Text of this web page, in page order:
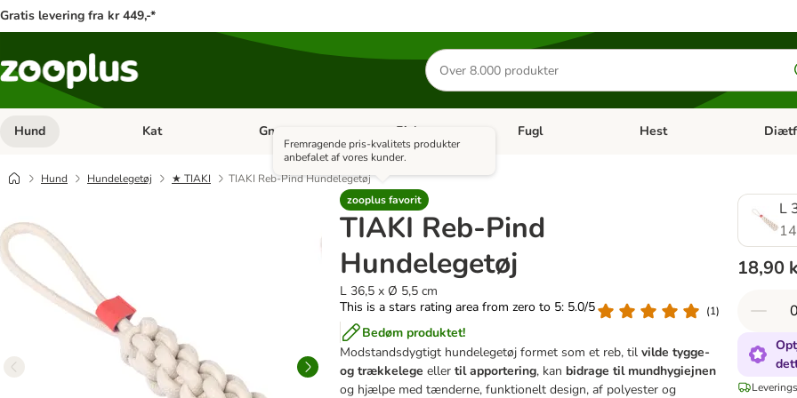
Gratis levering fra kr 449,-*
Søg
efter
produkter
Hund Åben kategori menu: Hund
Kat Åben kategori menu: Kat
Gnaver Åben kategori menu: Gnaver
Fisk Åben kategori menu: Fisk
Fugl Åben kategori menu: Fugl
Hest Åben
Hund Hundelegetøj ★ TIAKI
TIAKI Reb-Pind Hundelegetøj
zooplus favorit
Fremragende pris-kvalitets produkter
anbefalet af vores kunder.
TIAKI Reb-Pind
Hundelegetøj
L 36,5 x Ø 5,5 cm
This is a stars rating area from zero to 5: 5.0/5
(1)
Bedøm produktet!
Modstandsdygtigt hundelegetøj formet som et reb, tilvilde tygge-
og trækkelegeellertil apportering, kan bidrage til mundhygiejnen
og hjælpe med tænderne, funktionelt design, af polyester og
L
18,90